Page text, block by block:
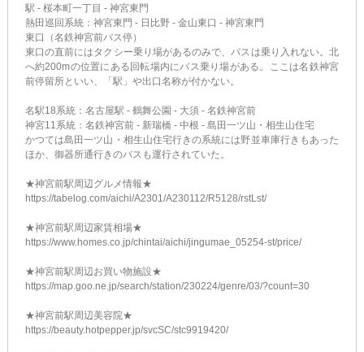
駅 - 桜本町一丁目 - 神宮東門
熱田巡回系統：神宮東門 - 日比野 - 金山東口 - 神宮東門
東口（名鉄神宮前バス停）
東口の直前にはタクシー乗り場があるのみで、バスは乗り入れない。北
へ約200mの位置にある回転場内にバス乗り場がある。ここは名鉄神宮
前停留所といい、「駅」や出口名称が付かない。
名駅18系統：名古屋駅 - 鶴舞公園 - 大須 - 名鉄神宮前
神宮11系統：名鉄神宮前 - 新瑞橋 - 中根 - 島田一ツ山・相生山住宅
かつては島田一ツ山・相生山住宅行きの系統には野並車庫行きもあった
ほか、御器所通行きのバスも運行されていた。
★神宮前駅周辺グルメ情報★
https://tabelog.com/aichi/A2301/A230112/R5128/rstLst/
★神宮前駅周辺家賃相場★
https://www.homes.co.jp/chintai/aichi/jingumae_05254-st/price/
★神宮前駅周辺お買い物施設★
https://map.goo.ne.jp/search/station/230224/genre/03/?count=30
★神宮前駅周辺美容院★
https://beauty.hotpepper.jp/svcSC/stc9919420/